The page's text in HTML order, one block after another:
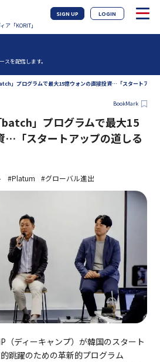
ア「KORIT」
SIGN UP LOGIN
を配信します。
」プログラムで最大15億ウォンの直接投資…「スタートアッ
BookMark
」プログラムで最大15
…「スタートアップの道しる
#Platum #グローバル進出
（ディーキャンプ）が韓国のスタート
跳躍のための革新的プログラム